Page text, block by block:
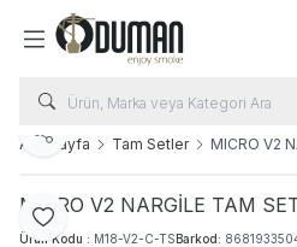
Ana Sayfa Tam Setler MICRO V2
Favoriye Ekle
Paylaş
MICRO V2 NARGİLE TAM
Ürün Kodu : M18-V2-C-TSBarkod: